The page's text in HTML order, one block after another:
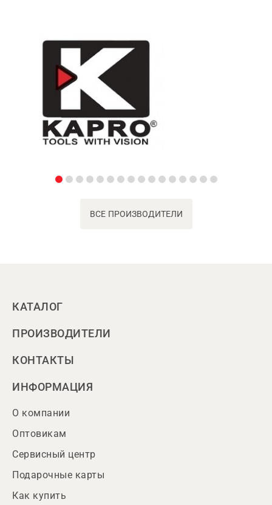
ВСЕ ПРОИЗВОДИТЕЛИ
КАТАЛОГ
ПРОИЗВОДИТЕЛИ
КОНТАКТЫ
ИНФОРМАЦИЯ
О компании
Оптовикам
Сервисный центр
Подарочные карты
Как купить